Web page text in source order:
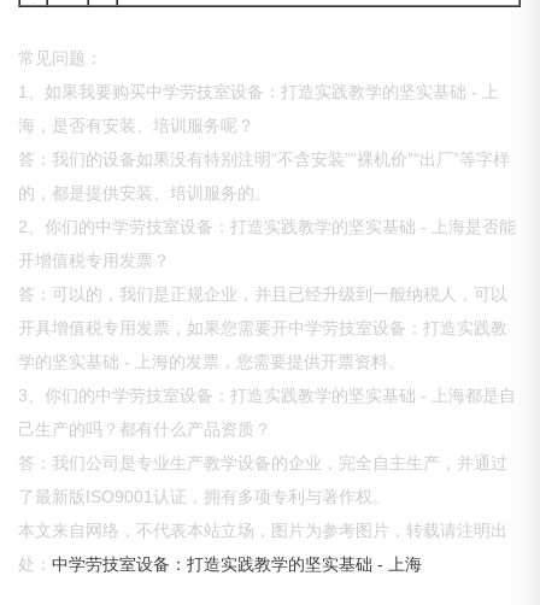
常见问题：
1、如果我要购买中学劳技室设备：打造实践教学的坚实基础 - 上
海，是否有安装、培训服务呢？
答：我们的设备如果没有特别注明“不含安装”“裸机价”“出厂”等字样
的，都是提供安装、培训服务的。
2、你们的中学劳技室设备：打造实践教学的坚实基础 - 上海是否能
开增值税专用发票？
答：可以的，我们是正规企业，并且已经升级到一般纳税人，可以
开具增值税专用发票，如果您需要开中学劳技室设备：打造实践教
学的坚实基础 - 上海的发票，您需要提供开票资料。
3、你们的中学劳技室设备：打造实践教学的坚实基础 - 上海都是自
己生产的吗？都有什么产品资质？
答：我们公司是专业生产教学设备的企业，完全自主生产，并通过
了最新版ISO9001认证，拥有多项专利与著作权。
本文来自网络，不代表本站立场，图片为参考图片，转载请注明出
处：中学劳技室设备：打造实践教学的坚实基础 - 上海